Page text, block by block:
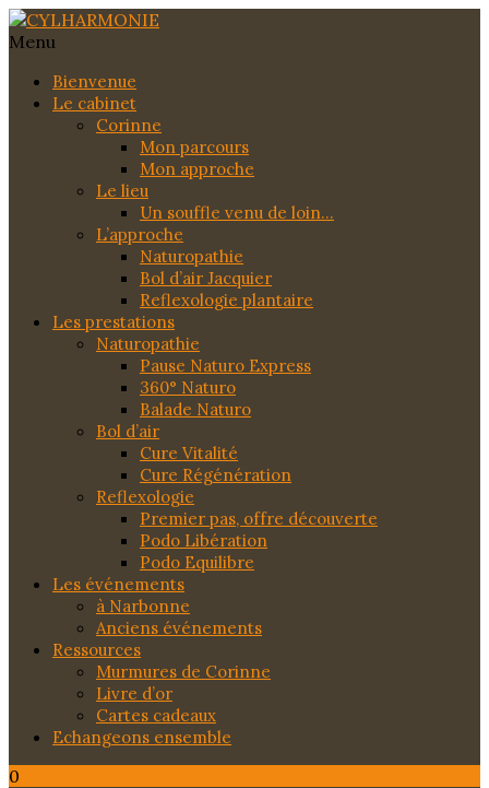
Menu
Bienvenue
Le cabinet
Corinne
Mon parcours
Mon approche
Le lieu
Un souffle venu de loin…
L’approche
Naturopathie
Bol d’air Jacquier
Reflexologie plantaire
Les prestations
Naturopathie
Pause Naturo Express
360° Naturo
Balade Naturo
Bol d’air
Cure Vitalité
Cure Régénération
Reflexologie
Premier pas, offre découverte
Podo Libération
Podo Equilibre
Les événements
à Narbonne
Anciens événements
Ressources
Murmures de Corinne
Livre d’or
Cartes cadeaux
Echangeons ensemble
0